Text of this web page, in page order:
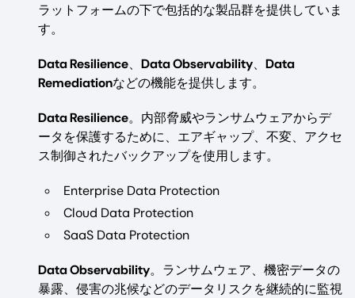
ラットフォームの下で包括的な製品群を提供していま
す。
Data Resilience、 Data Observability、 Data
Remediationなどの機能を提供します。
Data Resilience。内部脅威やランサムウェアからデ
ータを保護するために、エアギャップ、不変、アクセ
ス制御されたバックアップを使用します。
Enterprise Data Protection
Cloud Data Protection
SaaS Data Protection
Data Observability。ランサムウェア、機密データの
暴露、侵害の兆候などのデータリスクを継続的に監視